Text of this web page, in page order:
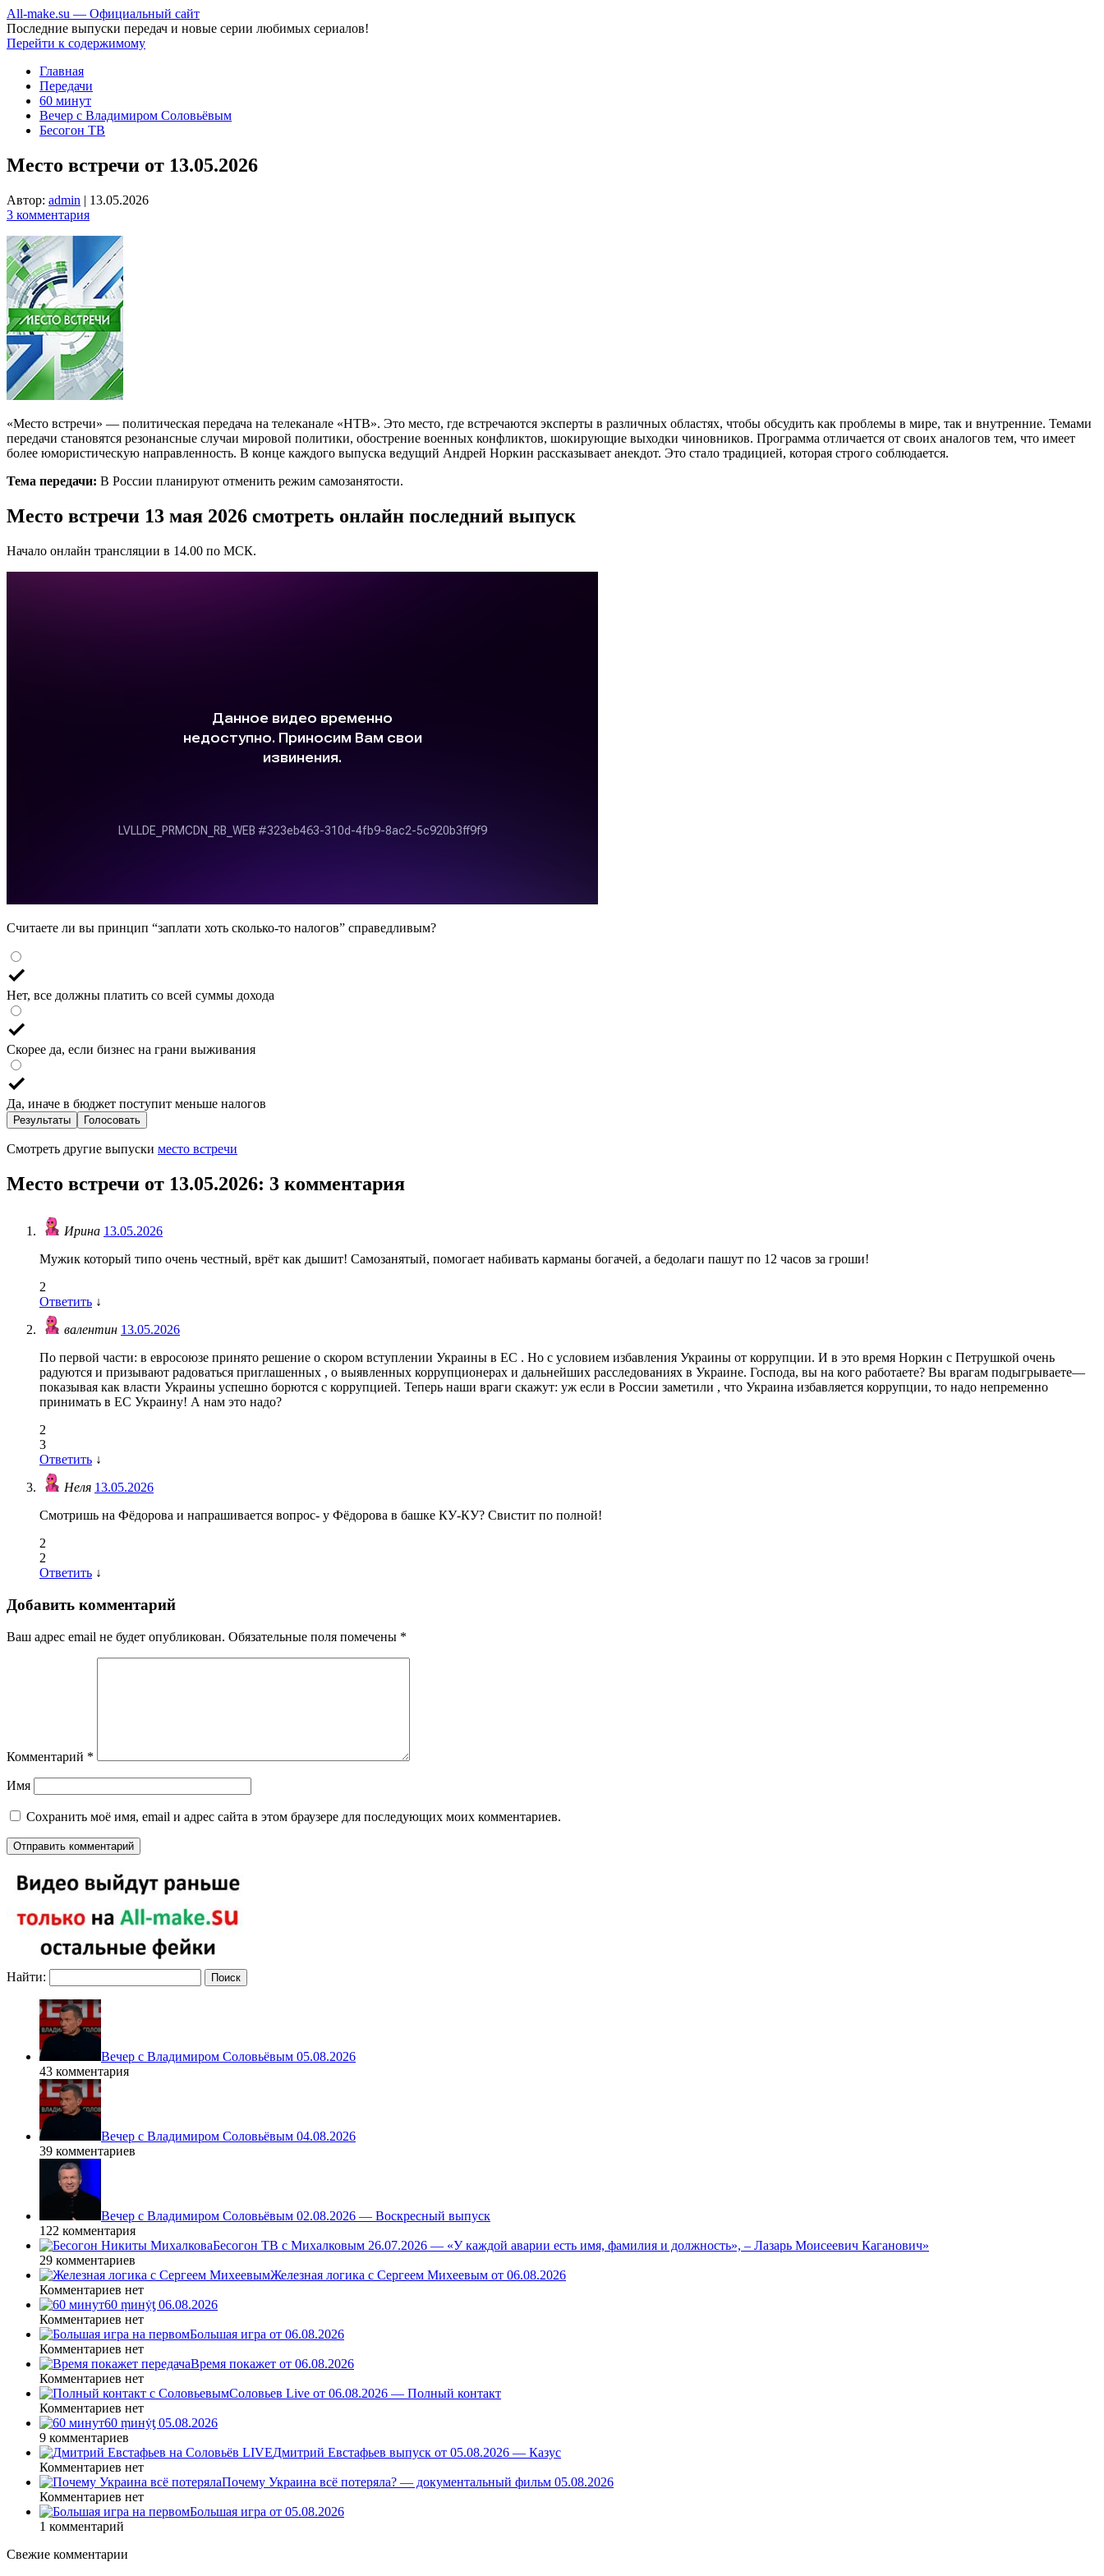
All-make.su — Официальный сайт
Последние выпуски передач и новые серии любимых сериалов!
Перейти к содержимому
Главная
Передачи
60 минут
Вечер с Владимиром Соловьёвым
Бесогон ТВ
Место встречи от 13.05.2026
Автор: admin | 13.05.2026
3 комментария
«Место встречи» — политическая передача на телеканале «НТВ». Это место, где встречаются эксперты в различных областях, чтобы обсудить как проблемы в мире, так и внутренние. Темами
передачи становятся резонансные случаи мировой политики, обострение военных конфликтов, шокирующие выходки чиновников. Программа отличается от своих аналогов тем, что имеет
более юмористическую направленность. В конце каждого выпуска ведущий Андрей Норкин рассказывает анекдот. Это стало традицией, которая строго соблюдается.
Тема передачи: В России планируют отменить режим самозанятости.
Место встречи 13 мая 2026 смотреть онлайн последний выпуск
Начало онлайн трансляции в 14.00 по МСК.
Считаете ли вы принцип “заплати хоть сколько-то налогов” справедливым?
Нет, все должны платить со всей суммы дохода
Скорее да, если бизнес на грани выживания
Да, иначе в бюджет поступит меньше налогов
Результаты Голосовать
Смотреть другие выпуски место встречи
Место встречи от 13.05.2026: 3 комментария
Ирина 13.05.2026
Мужик который типо очень честный, врёт как дышит! Самозанятый, помогает набивать карманы богачей, а бедолаги пашут по 12 часов за гроши!
2
Ответить ↓
валентин 13.05.2026
По первой части: в евросоюзе принято решение о скором вступлении Украины в ЕС . Но с условием избавления Украины от коррупции. И в это время Норкин с Петрушкой очень
радуются и призывают радоваться приглашенных , о выявленных коррупционерах и дальнейших расследованиях в Украине. Господа, вы на кого работаете? Вы врагам подыгрываете—
показывая как власти Украины успешно борются с коррупцией. Теперь наши враги скажут: уж если в России заметили , что Украина избавляется коррупции, то надо непременно
принимать в ЕС Украину! А нам это надо?
2
3
Ответить ↓
Неля 13.05.2026
Смотришь на Фёдорова и напрашивается вопрос- у Фёдорова в башке КУ-КУ? Свистит по полной!
2
2
Ответить ↓
Добавить комментарий
Ваш адрес email не будет опубликован. Обязательные поля помечены *
Комментарий *
Имя
Сохранить моё имя, email и адрес сайта в этом браузере для последующих моих комментариев.
Найти:
Вечер с Владимиром Соловьёвым 05.08.2026
43 комментария
Вечер с Владимиром Соловьёвым 04.08.2026
39 комментариев
Вечер с Владимиром Соловьёвым 02.08.2026 — Воскресный выпуск
122 комментария
Бесогон ТВ с Михалковым 26.07.2026 — «У каждой аварии есть имя, фамилия и должность», – Лазарь Моисеевич Каганович»
29 комментариев
Железная логика с Сергеем Михеевым от 06.08.2026
Комментариев нет
60 ṃинẏƫ 06.08.2026
Комментариев нет
Большая игра от 06.08.2026
Комментариев нет
Время покажет от 06.08.2026
Комментариев нет
Соловьев Live от 06.08.2026 — Полный контакт
Комментариев нет
60 ṃинẏƫ 05.08.2026
9 комментариев
Дмитрий Евстафьев выпуск от 05.08.2026 — Казус
Комментариев нет
Почему Украина всё потеряла? — документальный фильм 05.08.2026
Комментариев нет
Большая игра от 05.08.2026
1 комментарий
Свежие комментарии